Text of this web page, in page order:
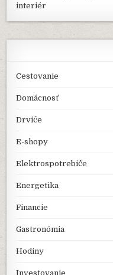
interiér
Cestovanie
Domácnosť
Drviče
E-shopy
Elektrospotrebiče
Energetika
Financie
Gastronómia
Hodiny
Investovanie